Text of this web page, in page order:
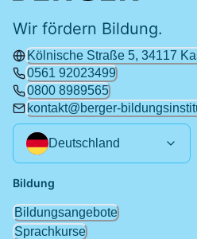
Wir fördern Bildung.
Kölnische Straße 5, 34117
0561 92023499
0800 8989565
kontakt@berger-
Deutschland
Bildung
Bildungsangebote
Sprachkurse